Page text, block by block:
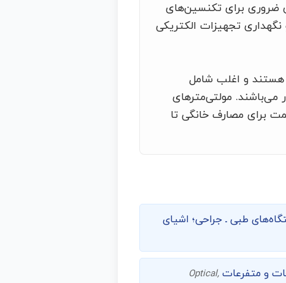
ضروری برای تکنسین‌های
تجهیزات الکتریکی
هستند و اغلب شامل
می‌باشند. مولتی‌مترهای
برای مصارف خانگی تا
طبی ـ جراحی؛ اشیای
و متفرعات Optical,